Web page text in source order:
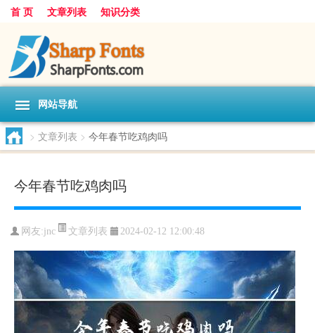
首 页 文章列表 知识分类
网站导航
> 文章列表 > 今年春节吃鸡肉吗
今年春节吃鸡肉吗
网友:jnc 文章列表 2024-02-12 12:00:48